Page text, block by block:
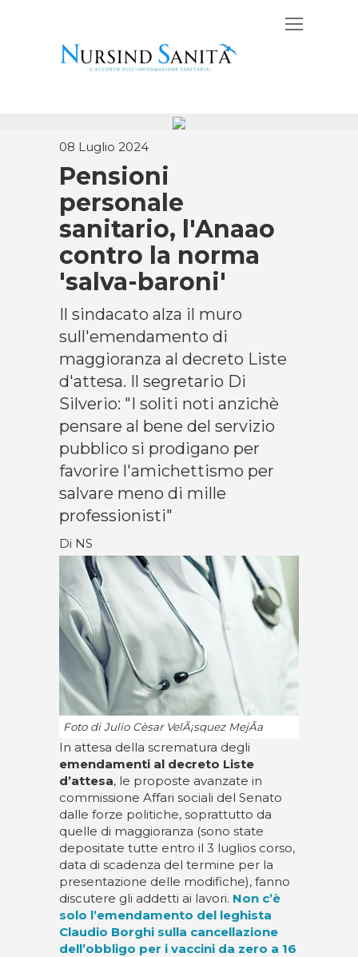
08 Luglio 2024
Pensioni
personale
sanitario, l'Anaao
contro la norma
'salva-baroni'
Il sindacato alza il muro
sull'emendamento di
maggioranza al decreto Liste
d'attesa. Il segretario Di
Silverio: "I soliti noti anzichè
pensare al bene del servizio
pubblico si prodigano per
favorire l'amichettismo per
salvare meno di mille
professionisti"
Di NS
Foto di Julio Cèsar VelÃ¡squez MejÃ­a
In attesa della scrematura degli
emendamenti al decreto Liste
d’attesa, le proposte avanzate in
commissione Affari sociali del Senato
dalle forze politiche, soprattutto da
quelle di maggioranza (sono state
depositate tutte entro il 3 luglios corso,
data di scadenza del termine per la
presentazione delle modifiche), fanno
discutere gli addetti ai lavori. Non c’è
solo l’emendamento del leghista
Claudio Borghi sulla cancellazione
dell’obbligo per i vaccini da zero a 16